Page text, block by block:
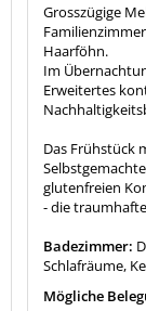
Grosszügige
Haarföhn.
Im
Erweitertes
Das Frühstück
glutenfreien
- die
Badezimmer:
Schlafräume,
Mögliche